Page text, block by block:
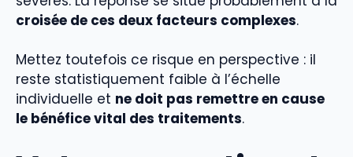
croisée de ces deux facteurs complexes.
Mettez toutefois ce risque en perspective : il
reste statistiquement faible à l’échelle
individuelle et ne doit pas remettre en cause
le bénéfice vital des traitements.